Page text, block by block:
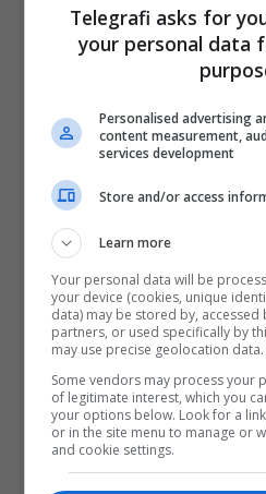
Telegrafi asks for
your personal data
Personalised advertising
content measurement,
services development
Store and/or access
Learn more
Your personal data will be
your device (cookies, unique
data) may be stored by,
partners, or used specifically by
may use precise geolocation data.
Some vendors may process your
of legitimate interest, which you
your options below. Look for a
or in the site menu to manage or
and cookie settings.